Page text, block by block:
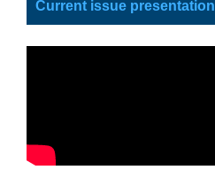
Current issue presentation